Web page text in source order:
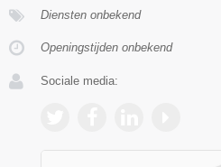
Diensten onbekend
Openingstijden onbekend
Sociale media: